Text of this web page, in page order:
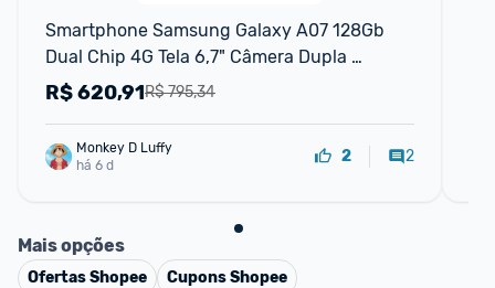
Smartphone Samsung Galaxy A07 128Gb
Dual Chip 4G Tela 6,7" Câmera Dupla
2MP+50MP Verde
R$ 795,34
R$620,91
Monkey D Luffy
há 6 d
2 2
Mais opções
OfertasShopee CuponsShopee